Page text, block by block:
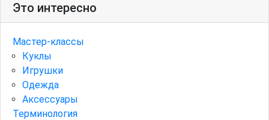
Это интересно
Мастер-классы
Куклы
Игрушки
Одежда
Аксессуары
Терминология